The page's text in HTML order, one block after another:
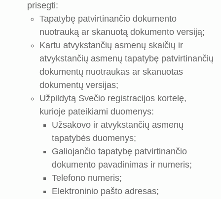
prisegti:
Tapatybę patvirtinančio dokumento
nuotrauką ar skanuotą dokumento versiją;
Kartu atvykstančių asmenų skaičių ir
atvykstančių asmenų tapatybę patvirtinančių
dokumentų nuotraukas ar skanuotas
dokumentų versijas;
Užpildytą Svečio registracijos kortelę,
kurioje pateikiami duomenys:
Užsakovo ir atvykstančių asmenų
tapatybės duomenys;
Galiojančio tapatybę patvirtinančio
dokumento pavadinimas ir numeris;
Telefono numeris;
Elektroninio pašto adresas;